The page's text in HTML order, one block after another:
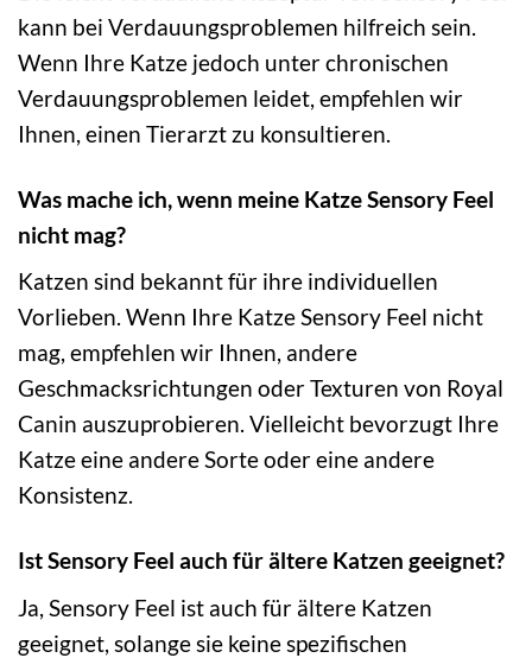
kann bei Verdauungsproblemen hilfreich sein.
Wenn Ihre Katze jedoch unter chronischen
Verdauungsproblemen leidet, empfehlen wir
Ihnen, einen Tierarzt zu konsultieren.
Was mache ich, wenn meine Katze Sensory Feel
nicht mag?
Katzen sind bekannt für ihre individuellen
Vorlieben. Wenn Ihre Katze Sensory Feel nicht
mag, empfehlen wir Ihnen, andere
Geschmacksrichtungen oder Texturen von Royal
Canin auszuprobieren. Vielleicht bevorzugt Ihre
Katze eine andere Sorte oder eine andere
Konsistenz.
Ist Sensory Feel auch für ältere Katzen geeignet?
Ja, Sensory Feel ist auch für ältere Katzen
geeignet, solange sie keine spezifischen